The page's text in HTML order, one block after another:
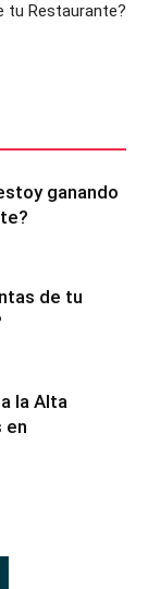
tu Restaurante?
ganando
de tu
la Alta
en